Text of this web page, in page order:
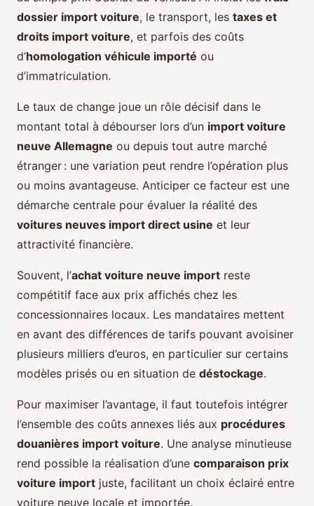
dossier import voiture, le transport, les taxes et
droits import voiture, et parfois des coûts
d’homologation véhicule importé ou
d’immatriculation.
Le taux de change joue un rôle décisif dans le
montant total à débourser lors d’un import voiture
neuve Allemagne ou depuis tout autre marché
étranger : une variation peut rendre l’opération plus
ou moins avantageuse. Anticiper ce facteur est une
démarche centrale pour évaluer la réalité des
voitures neuves import direct usine et leur
attractivité financière.
Souvent, l’achat voiture neuve import reste
compétitif face aux prix affichés chez les
concessionnaires locaux. Les mandataires mettent
en avant des différences de tarifs pouvant avoisiner
plusieurs milliers d’euros, en particulier sur certains
modèles prisés ou en situation de déstockage.
Pour maximiser l’avantage, il faut toutefois intégrer
l’ensemble des coûts annexes liés aux procédures
douanières import voiture. Une analyse minutieuse
rend possible la réalisation d’une comparaison prix
voiture import juste, facilitant un choix éclairé entre
voiture neuve locale et importée.